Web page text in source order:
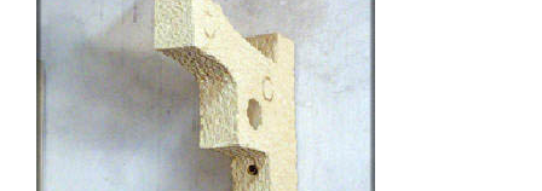
/
DETAILS